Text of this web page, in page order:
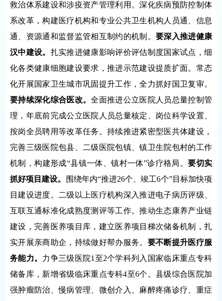
救治体系建设和涉疫资产管理利用。深化疾病预防控制体
系改革，构建医疗机构和专业公共卫生机构人员通、信息
通、资源通和监督监管相互制约的机制。 要深入推进健康
汉中建设。 扎实推进健康影响评价评估制度国家试点，细
化各类健康细胞建设要求，推进示范建设提质扩面。常态
化开展国家卫生城市巩固提升工作，全力抓好国卫复审。
要持续深化综合医改。全面推进公立医院人员总量控制管
理，年底前完成公立医院人员总量核定、岗位科学设置、
按岗全员聘用等改革任务。持续推进紧密型医共体建设，
完善三级医院包县、二级医院包镇、镇卫生院包村的工作
机制，构建形成“县镇一体、镇村一体”诊疗格局。要切实
抓好项目建设。
围绕年内“推进26个、竣工6个”目标加快项
目建设进度。二级以上医疗机构深入推进电子病历评级、
互联互通标准化成熟度测评等工作。推动生态康养产业链
建设，完善医养项目库，建立医养项目梯次储备机制，扎
实开展亲商助企，持续做好帮办服务。 要不断提升医疗服
务能力。 力争三级医院1至2个学科列入国家临床重点专科
储备库，新增省级临床重点专科4至6个。县级综合医院加
强肿瘤防治、慢病管理、微创介入、麻醉疼痛诊疗、重症